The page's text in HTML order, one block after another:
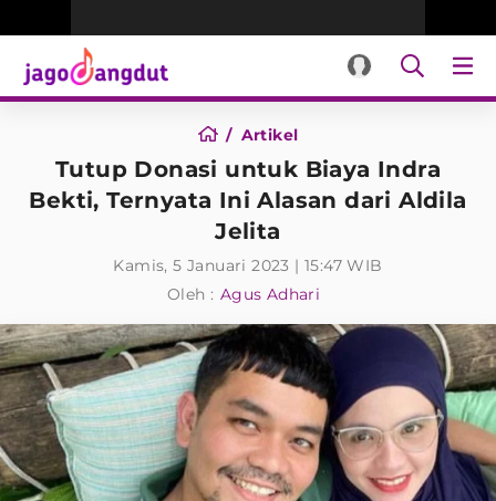
Artikel
Tutup Donasi untuk Biaya Indra
Bekti, Ternyata Ini Alasan dari Aldila
Jelita
Kamis, 5 Januari 2023 | 15:47 WIB
Oleh : Agus Adhari